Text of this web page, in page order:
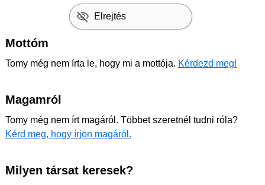
Elrejtés
Mottóm
Tomy még nem írta le, hogy mi a mottója. Kérdezd meg!
Magamról
Tomy még nem írt magáról. Többet szeretnél tudni róla?
Kérd meg, hogy írjon magáról.
Milyen társat keresek?